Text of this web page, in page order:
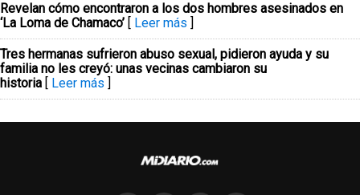
Revelan cómo encontraron a los dos hombres asesinados en
‘La Loma de Chamaco’ [ Leer más ]
Tres hermanas sufrieron abuso sexual, pidieron ayuda y su
familia no les creyó: unas vecinas cambiaron su
historia [ Leer más ]